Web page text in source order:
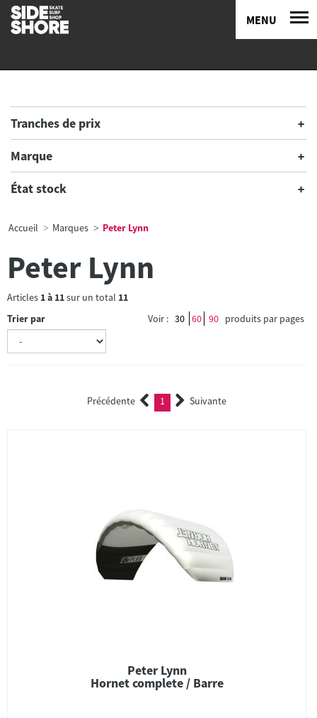
MENU
Tranches de prix
Marque
État stock
Accueil Marques Peter Lynn
Peter Lynn
Articles 1à 11sur un total 11
Trier par
Voir : 30 60 90 produits par pages
Précédente 1 (current)Suivante
Peter Lynn
Hornet complete / Barre